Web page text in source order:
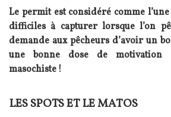
Le permit est considéré comme l’une
difficiles à capturer lorsque l’on
demande aux pêcheurs d’avoir un
une bonne dose de
masochiste !
Texte
LES SPOTS ET LE MATOS